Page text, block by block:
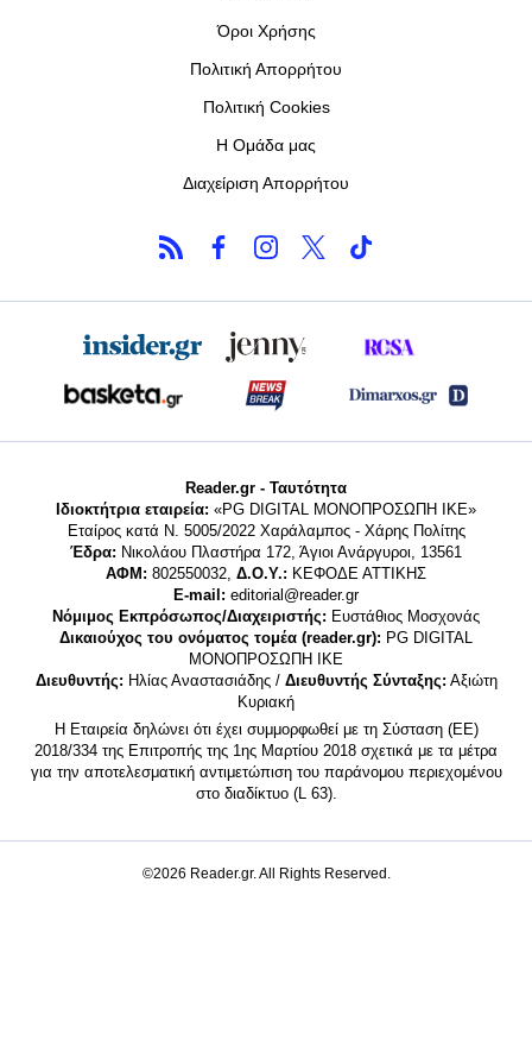
Όροι Χρήσης
Πολιτική Απορρήτου
Πολιτική Cookies
Η Ομάδα μας
Διαχείριση Απορρήτου
Reader.gr - Ταυτότητα
Ιδιοκτήτρια εταιρεία: «PG DIGITAL MONΟΠΡΟΣΩΠΗ ΙΚΕ»
Εταίρος κατά Ν. 5005/2022 Χαράλαμπος - Χάρης Πολίτης
Έδρα: Νικολάου Πλαστήρα 172, Άγιοι Ανάργυροι, 13561
ΑΦΜ: 802550032, Δ.Ο.Υ.: ΚΕΦΟΔΕ ΑΤΤΙΚΗΣ
E-mail: editorial@reader.gr
Νόμιμος Εκπρόσωπος/Διαχειριστής: Ευστάθιος Μοσχονάς
Δικαιούχος του ονόματος τομέα (reader.gr): PG DIGITAL
MONΟΠΡΟΣΩΠΗ ΙΚΕ
Διευθυντής: Ηλίας Αναστασιάδης / Διευθυντής Σύνταξης: Αξιώτη
Κυριακή
Η Εταιρεία δηλώνει ότι έχει συμμορφωθεί με τη Σύσταση (ΕΕ)
2018/334 της Επιτροπής της 1ης Μαρτίου 2018 σχετικά με τα μέτρα
για την αποτελεσματική αντιμετώπιση του παράνομου περιεχομένου
στο διαδίκτυο (L 63).
©2026 Reader.gr. All Rights Reserved.